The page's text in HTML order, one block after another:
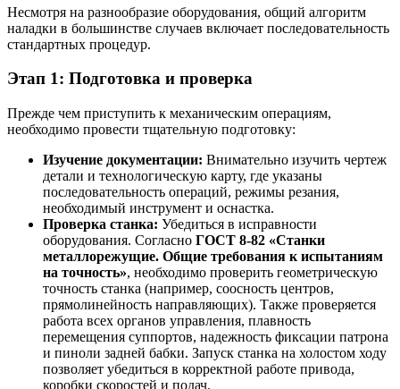
Несмотря на разнообразие оборудования, общий алгоритм
наладки в большинстве случаев включает последовательность
стандартных процедур.
Этап 1: Подготовка и проверка
Прежде чем приступить к механическим операциям,
необходимо провести тщательную подготовку:
Изучение документации: Внимательно изучить чертеж
детали и технологическую карту, где указаны
последовательность операций, режимы резания,
необходимый инструмент и оснастка.
Проверка станка: Убедиться в исправности
оборудования. Согласно ГОСТ 8-82 «Станки
металлорежущие. Общие требования к испытаниям
на точность», необходимо проверить геометрическую
точность станка (например, соосность центров,
прямолинейность направляющих). Также проверяется
работа всех органов управления, плавность
перемещения суппортов, надежность фиксации патрона
и пиноли задней бабки. Запуск станка на холостом ходу
позволяет убедиться в корректной работе привода,
коробки скоростей и подач.